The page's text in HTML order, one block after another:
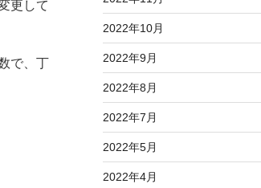
更して
で、丁
2022年10月
2022年9月
2022年8月
2022年7月
2022年5月
2022年4月